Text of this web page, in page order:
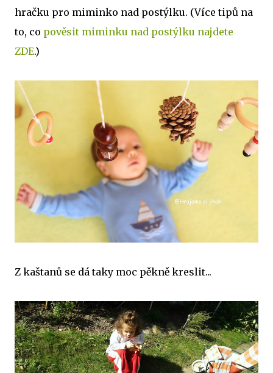
hračku pro miminko nad postýlku. (Více tipů na
to, co pověsit miminku nad postýlku najdete
ZDE.)
Z kaštanů se dá taky moc pěkně kreslit...